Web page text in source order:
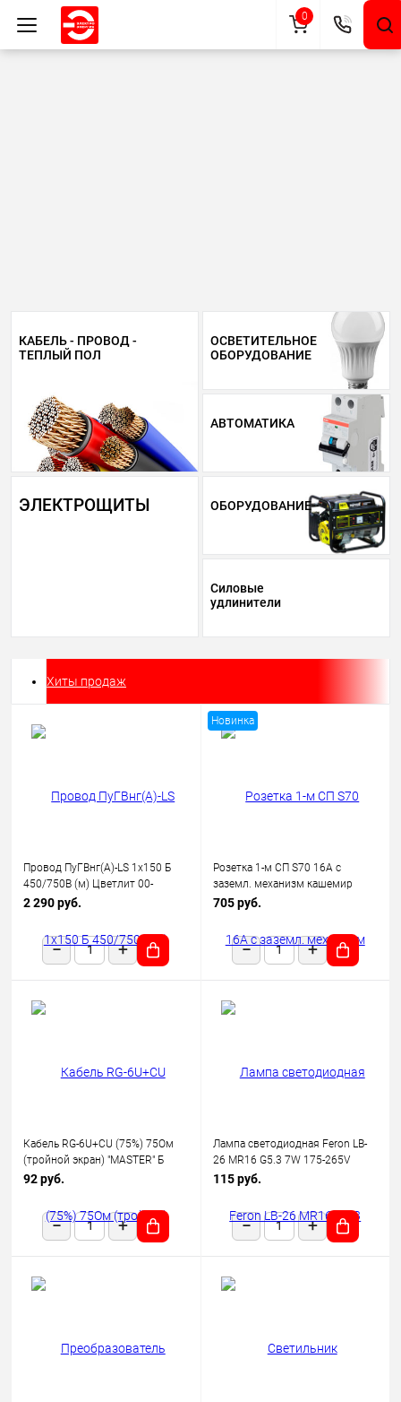
КАБЕЛЬ - ПРОВОД -
ТЕПЛЫЙ ПОЛ
ОСВЕТИТЕЛЬНОЕ
ОБОРУДОВАНИЕ
АВТОМАТИКА
ЭЛЕКТРОЩИТЫ ОБОРУДОВАНИЕ
Силовые
удлинители
Хиты продаж
Провод ПуГВнг(А)-LS 1х150 Б
450/750В (м) Цветлит 00-
00130523
2 290 руб.
Новинка
Розетка 1-м СП S70 16А с
заземл. механизм кашемир
Voltum VLS040103
705 руб.
Кабель RG-6U+CU (75%) 75Ом
(тройной экран) "MASTER" Б
(уп.100м) Rexant 01-2241
92 руб.
Лампа светодиодная Feron LB-
26 MR16 G5.3 7W 175-265V
2700K
115 руб.
0